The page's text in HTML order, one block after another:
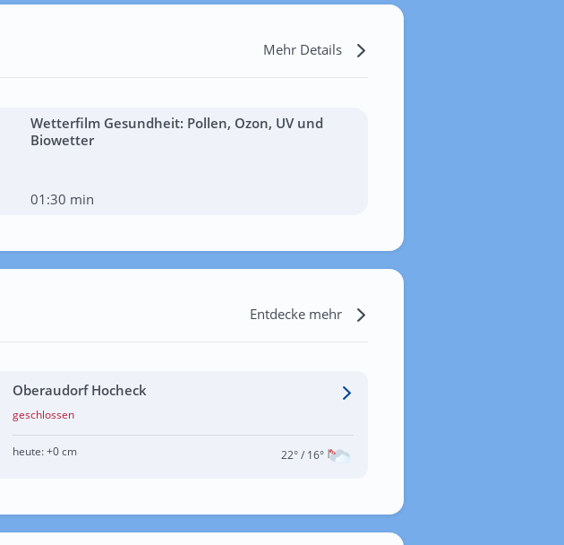
Mehr Details
Wetterfilm Gesundheit: Pollen, Ozon, UV und
Biowetter
01:30 min
Entdecke mehr
Oberaudorf Hocheck
geschlossen
heute:+0 cm 22° / 16°